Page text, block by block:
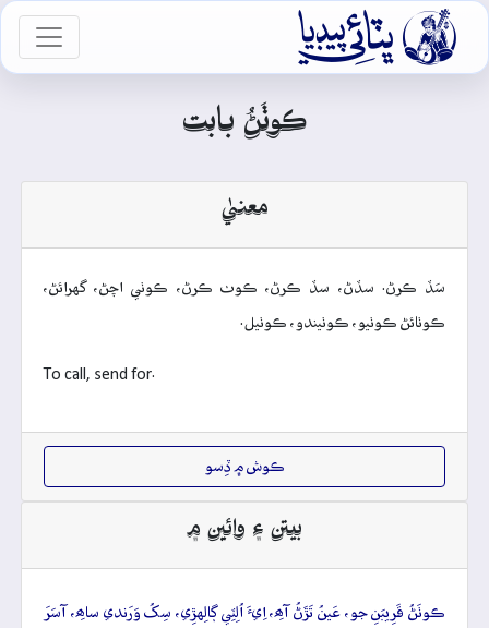

ڪوٺَڻُ بابت
معنيٰ
سَڏ ڪرڻ. سڏڻ، سڏ ڪرڻ، ڪوٺ ڪرڻ، ڪوٺي اچڻ، گهرائڻ،
ڪوٺائڻ ڪوٺيو، ڪوٺيندو، ڪوٺيل.
To call, send for.
ڪوش ۾ ڏِسو
بيتن ۽ وائين ۾
ڪوٺَڻُ قَرِيبَنِ جو، عَينُ تَڙَڻُ آھِ، اِيءَ اُلِٽِي ڳالِهڙِي، سِکُ وَرَندي ساھِ، آسَرَ